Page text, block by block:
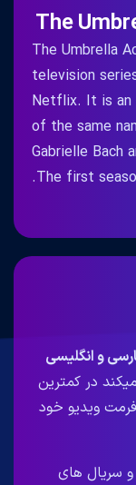
The
The Umbrella
television
Netflix. It is an
of the same
Gabrielle Bach
The first
و انگلیسی
در کمترین
ویدیو خود
سریال های